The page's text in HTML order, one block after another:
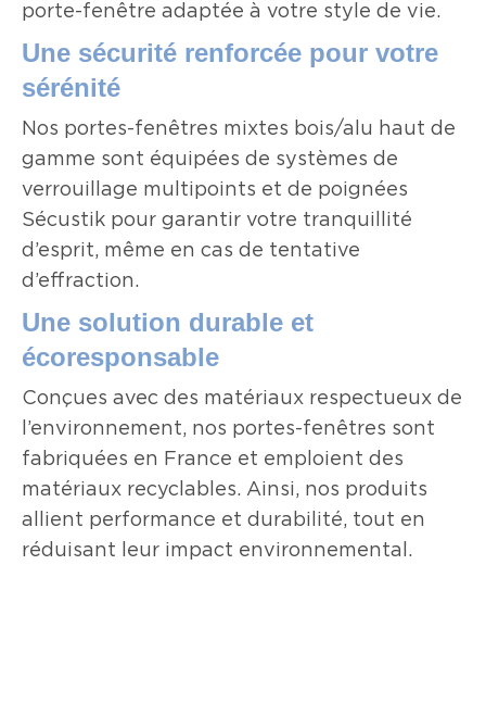
porte-fenêtre adaptée à votre style de vie.
Une sécurité renforcée pour votre
sérénité
Nos portes-fenêtres mixtes bois/alu haut de
gamme sont équipées de systèmes de
verrouillage multipoints et de poignées
Sécustik pour garantir votre tranquillité
d’esprit, même en cas de tentative
d’effraction.
Une solution durable et
écoresponsable
Conçues avec des matériaux respectueux de
l’environnement, nos portes-fenêtres sont
fabriquées en France et emploient des
matériaux recyclables. Ainsi, nos produits
allient performance et durabilité, tout en
réduisant leur impact environnemental.